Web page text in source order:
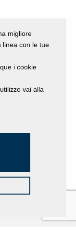
migliore
linea con le tue
i cookie
vai alla